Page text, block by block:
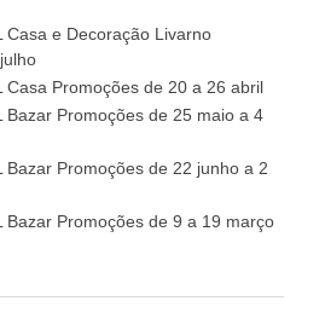
Casa e Decoração Livarno
Casa Promoções de 20 a 26 abril
Bazar Promoções de 25 maio a 4
Bazar Promoções de 22 junho a 2
Bazar Promoções de 9 a 19 março